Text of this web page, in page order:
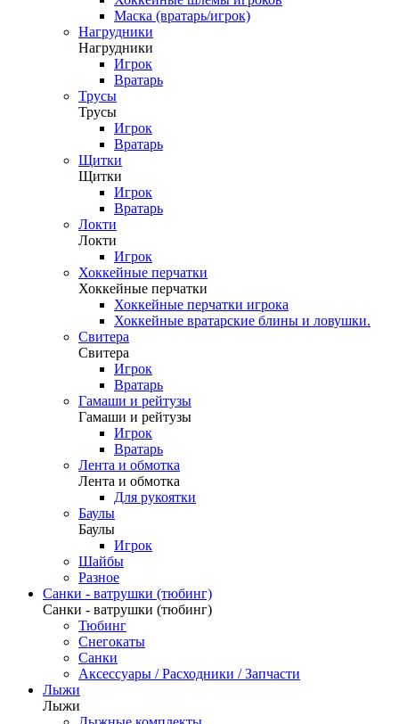
Маска (вратарь/игрок)
Нагрудники
Нагрудники
Игрок
Вратарь
Трусы
Трусы
Игрок
Вратарь
Щитки
Щитки
Игрок
Вратарь
Локти
Локти
Игрок
Хоккейные перчатки
Хоккейные перчатки
Хоккейные перчатки игрока
Хоккейные вратарские блины и ловушки.
Свитера
Свитера
Игрок
Вратарь
Гамаши и рейтузы
Гамаши и рейтузы
Игрок
Вратарь
Лента и обмотка
Лента и обмотка
Для рукоятки
Баулы
Баулы
Игрок
Шайбы
Разное
Санки - ватрушки (тюбинг)
Санки - ватрушки (тюбинг)
Тюбинг
Снегокаты
Санки
Аксессуары / Расходники / Запчасти
Лыжи
Лыжи